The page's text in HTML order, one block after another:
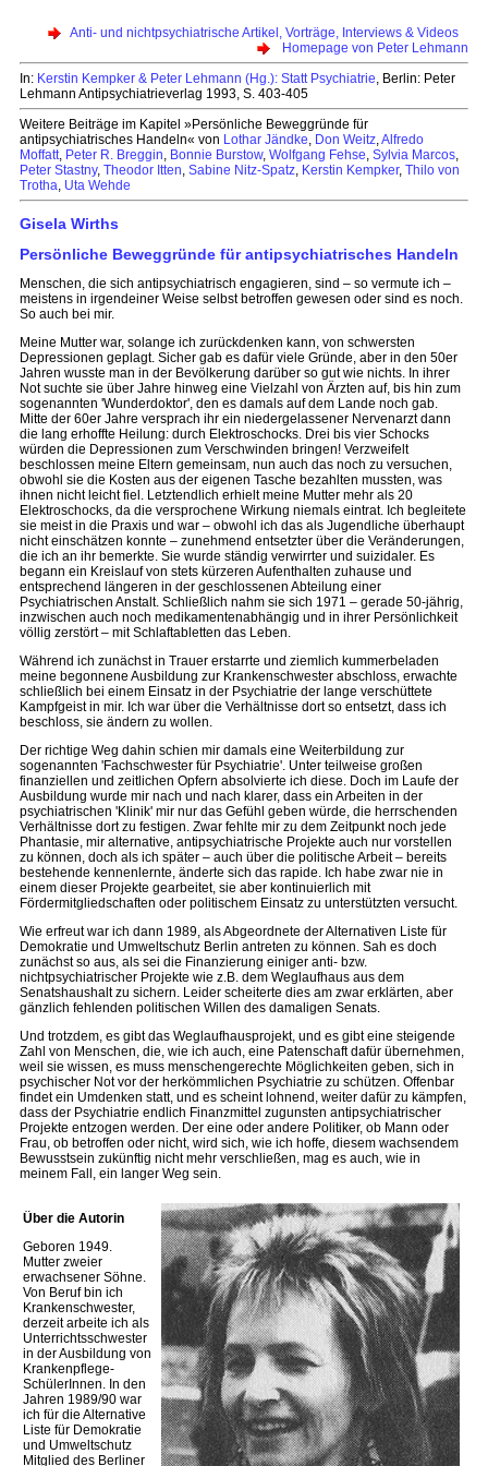
Anti- und nichtpsychiatrische Artikel, Vorträge, Interviews & Videos
Homepage von Peter Lehmann
In: Kerstin Kempker & Peter Lehmann (Hg.): Statt Psychiatrie, Berlin: Peter
Lehmann Antipsychiatrieverlag 1993, S. 403-405
Weitere Beiträge im Kapitel »Persönliche Beweggründe für
antipsychiatrisches Handeln« von Lothar Jändke, Don Weitz,Alfredo
Moffatt, Peter R. Breggin, Bonnie Burstow, Wolfgang Fehse, Sylvia Marcos,
Peter Stastny, Theodor Itten, Sabine Nitz-Spatz, Kerstin Kempker, Thilo von
Trotha, Uta Wehde
Gisela Wirths
Persönliche Beweggründe für antipsychiatrisches Handeln
Menschen, die sich antipsychiatrisch engagieren, sind – so vermute ich –
meistens in irgendeiner Weise selbst betroffen gewesen oder sind es noch.
So auch bei mir.
Meine Mutter war, solange ich zurückdenken kann, von schwersten
Depressionen geplagt. Sicher gab es dafür viele Gründe, aber in den 50er
Jahren wusste man in der Bevölkerung darüber so gut wie nichts. In ihrer
Not suchte sie über Jahre hinweg eine Vielzahl von Ärzten auf, bis hin zum
sogenannten 'Wunderdoktor', den es damals auf dem Lande noch gab.
Mitte der 60er Jahre versprach ihr ein niedergelassener Nervenarzt dann
die lang erhoffte Heilung: durch Elektroschocks. Drei bis vier Schocks
würden die Depressionen zum Verschwinden bringen! Verzweifelt
beschlossen meine Eltern gemeinsam, nun auch das noch zu versuchen,
obwohl sie die Kosten aus der eigenen Tasche bezahlten mussten, was
ihnen nicht leicht fiel. Letztendlich erhielt meine Mutter mehr als 20
Elektroschocks, da die versprochene Wirkung niemals eintrat. Ich begleitete
sie meist in die Praxis und war – obwohl ich das als Jugendliche überhaupt
nicht einschätzen konnte – zunehmend entsetzter über die Veränderungen,
die ich an ihr bemerkte. Sie wurde ständig verwirrter und suizidaler. Es
begann ein Kreislauf von stets kürzeren Aufenthalten zuhause und
entsprechend längeren in der geschlossenen Abteilung einer
Psychiatrischen Anstalt. Schließlich nahm sie sich 1971 – gerade 50-jährig,
inzwischen auch noch medikamentenabhängig und in ihrer Persönlichkeit
völlig zerstört – mit Schlaftabletten das Leben.
Während ich zunächst in Trauer erstarrte und ziemlich kummerbeladen
meine begonnene Ausbildung zur Krankenschwester abschloss, erwachte
schließlich bei einem Einsatz in der Psychiatrie der lange verschüttete
Kampfgeist in mir. Ich war über die Verhältnisse dort so entsetzt, dass ich
beschloss, sie ändern zu wollen.
Der richtige Weg dahin schien mir damals eine Weiterbildung zur
sogenannten 'Fachschwester für Psychiatrie'. Unter teilweise großen
finanziellen und zeitlichen Opfern absolvierte ich diese. Doch im Laufe der
Ausbildung wurde mir nach und nach klarer, dass ein Arbeiten in der
psychiatrischen 'Klinik' mir nur das Gefühl geben würde, die herrschenden
Verhältnisse dort zu festigen. Zwar fehlte mir zu dem Zeitpunkt noch jede
Phantasie, mir alternative, antipsychiatrische Projekte auch nur vorstellen
zu können, doch als ich später – auch über die politische Arbeit – bereits
bestehende kennenlernte, änderte sich das rapide. Ich habe zwar nie in
einem dieser Projekte gearbeitet, sie aber kontinuierlich mit
Fördermitgliedschaften oder politischem Einsatz zu unterstützten versucht.
Wie erfreut war ich dann 1989, als Abgeordnete der Alternativen Liste für
Demokratie und Umweltschutz Berlin antreten zu können. Sah es doch
zunächst so aus, als sei die Finanzierung einiger anti- bzw.
nichtpsychiatrischer Projekte wie z.B. dem Weglaufhaus aus dem
Senatshaushalt zu sichern. Leider scheiterte dies am zwar erklärten, aber
gänzlich fehlenden politischen Willen des damaligen Senats.
Und trotzdem, es gibt das Weglaufhausprojekt, und es gibt eine steigende
Zahl von Menschen, die, wie ich auch, eine Patenschaft dafür übernehmen,
weil sie wissen, es muss menschengerechte Möglichkeiten geben, sich in
psychischer Not vor der herkömmlichen Psychiatrie zu schützen. Offenbar
findet ein Umdenken statt, und es scheint lohnend, weiter dafür zu kämpfen,
dass der Psychiatrie endlich Finanzmittel zugunsten antipsychiatrischer
Projekte entzogen werden. Der eine oder andere Politiker, ob Mann oder
Frau, ob betroffen oder nicht, wird sich, wie ich hoffe, diesem wachsendem
Bewusstsein zukünftig nicht mehr verschließen, mag es auch, wie in
meinem Fall, ein langer Weg sein.
Über die Autorin
Geboren 1949.
Mutter zweier
erwachsener Söhne.
Von Beruf bin ich
Krankenschwester,
derzeit arbeite ich als
Unterrichtsschwester
in der Ausbildung von
Krankenpflege-
SchülerInnen. In den
Jahren 1989/90 war
ich für die Alternative
Liste für Demokratie
und Umweltschutz
Mitglied des Berliner